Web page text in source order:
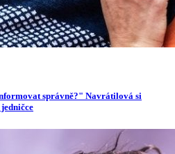
správně?" Navrátilová si